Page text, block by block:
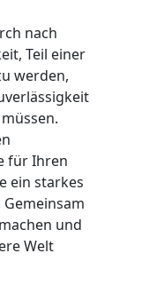
nach
Teil einer
werden,
für Ihren
ein starkes
und
Welt